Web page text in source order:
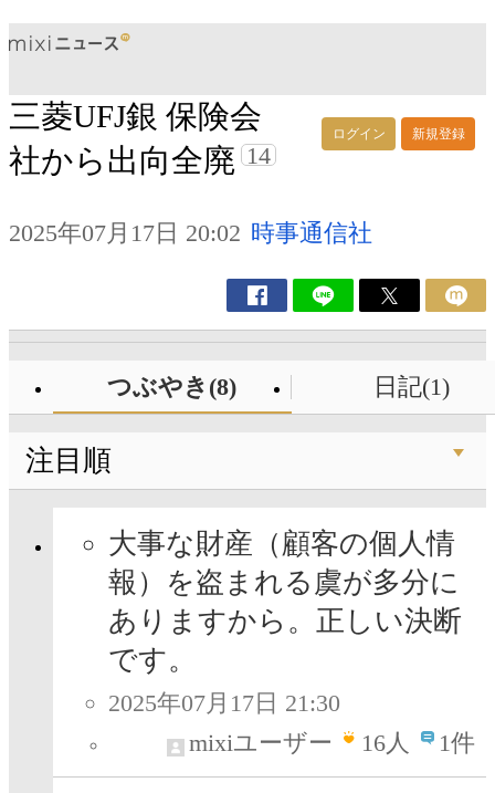
ログイン 新規登録
三菱UFJ銀 保険会
社から出向全廃 14
2025年07月17日 20:02 時事通信社
つぶやき(8) 日記(1)
注目順
大事な財産（顧客の個人情
報）を盗まれる虞が多分に
ありますから。正しい決断
です。
2025年07月17日 21:30
mixiユーザー
16人 1件